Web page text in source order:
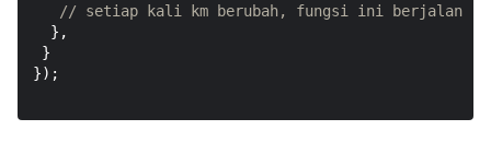
// setiap kali km berubah, fungsi ini berjalan
  },
}
});